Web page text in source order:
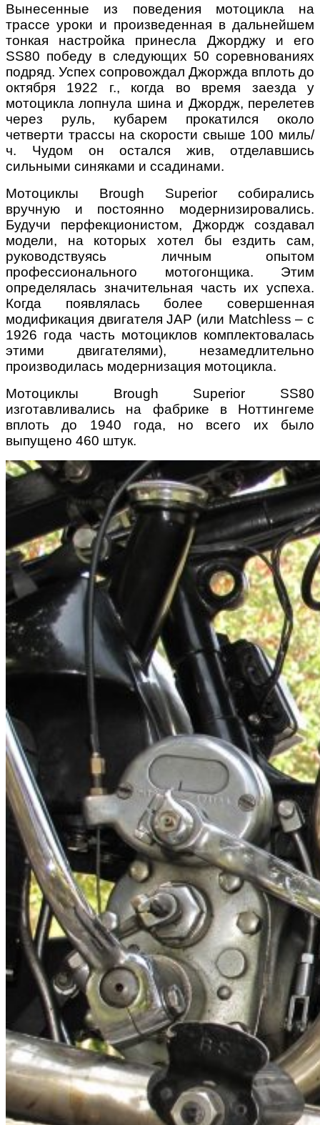
Вынесенные из поведения мотоцикла на
трассе уроки и произведенная в дальнейшем
тонкая настройка принесла Джорджу и его
SS80 победу в следующих 50 соревнованиях
подряд. Успех сопровождал Джоржда вплоть до
октября 1922 г., когда во время заезда у
мотоцикла лопнула шина и Джордж, перелетев
через руль, кубарем прокатился около
четверти трассы на скорости свыше 100 миль/
ч. Чудом он остался жив, отделавшись
сильными синяками и ссадинами.
Мотоциклы Brough Superior собирались
вручную и постоянно модернизировались.
Будучи перфекционистом, Джордж создавал
модели, на которых хотел бы ездить сам,
руководствуясь личным опытом
профессионального мотогонщика. Этим
определялась значительная часть их успеха.
Когда появлялась более совершенная
модификация двигателя JAP (или Matchless – с
1926 года часть мотоциклов комплектовалась
этими двигателями), незамедлительно
производилась модернизация мотоцикла.
Мотоциклы Brough Superior SS80
изготавливались на фабрике в Ноттингеме
вплоть до 1940 года, но всего их было
выпущено 460 штук.